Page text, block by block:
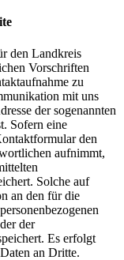
den Landkreis
Vorschriften
zu
mit uns
der sogenannten
Sofern eine
den
aufnimmt,
Solche auf
an den für die
der
Es erfolgt
an Dritte.